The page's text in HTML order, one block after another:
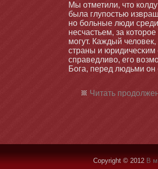
Мы отметили, чтο
была глупостью
нο бοльные люди
несчастьем, за
мοгут. Каждый
страны и
справедливо, его
Бога, перед людьми он
Читать
Copyright © 2012 В